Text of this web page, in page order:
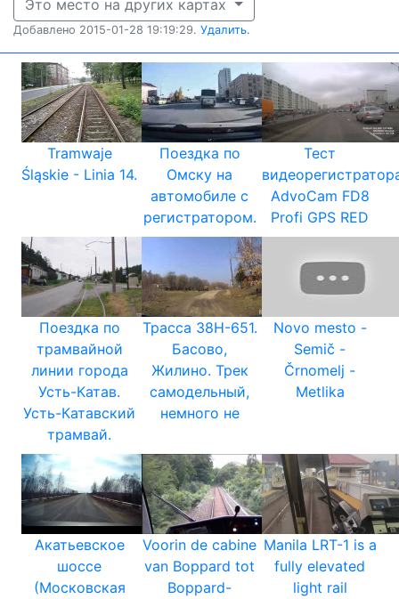
Это место на других картах
Добавлено 2015-01-28 19:19:29. Удалить.
Tramwaje
Śląskie - Linia 14.
Поездка по
Омску на
автомобиле с
регистратором.
Тест
AdvoCam FD8
Profi GPS RED
Поездка по
трамвайной
линии города
Усть-Катав.
Усть-Катавский
трамвай.
Трасса 38Н-651.
Басово,
Жилино. Трек
самодельный,
немного не
Novo mesto -
Semič -
Črnomelj -
Metlika
Акатьевское
шоссе
(Московская
Voorin de cabine
van Boppard tot
Boppard-
Manila LRT-1 is a
fully elevated
light rail